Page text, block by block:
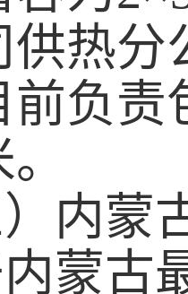
供热
前负责
）内
蒙古